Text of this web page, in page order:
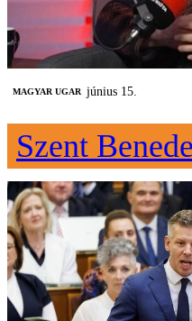
MAGYAR UGAR június 15.
Szent